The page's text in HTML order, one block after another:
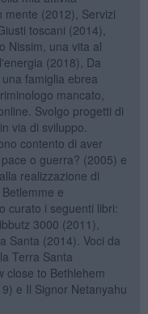
mente (2012), Servizi
toscani (2014),
Nissim, una vita al
(2018), Da
famiglia ebrea
mancato,
Svolgo progetti di
via di sviluppo.
contento di aver
o guerra? (2005) e
realizzazione di
e
curato i seguenti libri:
3000 (2011),
Santa (2014). Voci da
Terra Santa
close to Bethlehem
e Il Signor Netanyahu